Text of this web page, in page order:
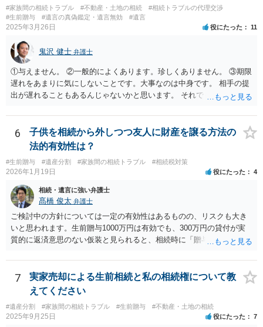
戻しをすべて免除する」というのがオーソドックスなものですが、ご
心配ならば、弁護士のところに行って、特別受益となりそうな贈与に
ついて説明した上で、適切な文言についてご相談してみてはいかがで
しょうか。
#家族間の相続トラブル #不動産・土地の相続
#相続トラブルの代理交渉
#生前贈与
#遺言の真偽鑑定・遺言無効 #遺言
2025年3月26日 役にたった 11
鬼沢 健士 弁護士
①与えません。 ②一般的によくあります。珍しくありません。 ③期限
遅れをあまりに気にしないことです。大事なのは中身です。 相手の提
出が遅れることもあるんじゃないかと思います。 それでもあなた有利
6
子供を相続から外しつつ友人に財産を譲る方法の
法的有効性は？
#生前贈与 #遺産分割 #家族間の相続トラブル #相続税対策
2026年1月19日 役にたった 4
相続・遺言に強い弁護士
髙橋 俊太 弁護士
ご検討中の方針については一定の有効性はあるものの、リスクも大き
いと思われます。生前贈与1000万円は有効でも、300万円の貸付が実
質的に返済意思のない仮装と見られると、相続時に「贈与」と評価さ
法として考えられるものとしては、 ①信託（家族信託・目的信託） 財
産を信託口に移し、受託者（信頼できる友人や専門職）に管理させ、
・生存中はあなたの生活費・介護費に優先充当 ・残余を友人や慈善団
体へ と使途を厳格に指定。相続ではなく信託帰属になるため、子の関
与を大きく排除できます。 ②遺言＋生命保険の組合せ 生活資金は手元
に残し、余剰資金で受取人を友人・団体にした保険を活用。保険金は
7
実家売却による生前相続と私の相続権について教
えてください
#遺産分割 #家族間の相続トラブル #生前贈与 #不動産・土地の相続
2025年9月25日 役にたった 7